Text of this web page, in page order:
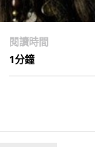
閱讀時間
1分鐘